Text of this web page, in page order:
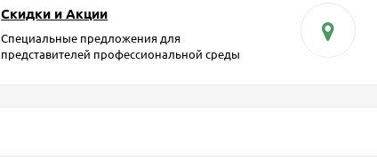
Скидки и Акции
Специальные предложения для
представителей профессиональной среды